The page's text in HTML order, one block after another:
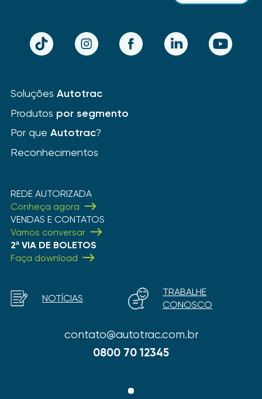
TikTok Instagram Facebook LinkedIn YouTube
Soluções Autotrac
Produtos por segmento
Por que Autotrac?
Reconhecimentos
REDE AUTORIZADA
Conheça agora
VENDAS E CONTATOS
Vamos conversar
2ª VIA DE BOLETOS
Faça download
contato@autotrac.com.br
0800 70 12345
NOTÍCIAS
TRABALHE
CONOSCO